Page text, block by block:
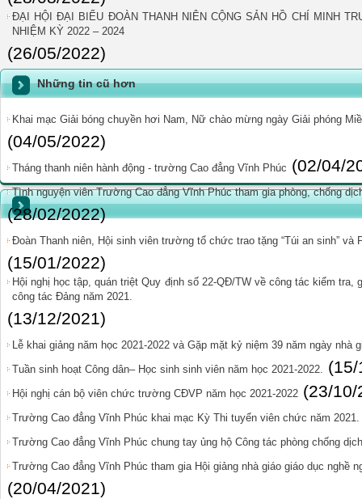
ĐẠI HỘI ĐẠI BIỂU ĐOÀN THANH NIÊN CỘNG SẢN HỒ CHÍ MINH
NHIỆM KỲ 2022 – 2024
(26/05/2022)
Những tin cũ hơn
Khai mạc Giải bóng chuyền hơi Nam, Nữ chào mừng ngày Giải phóng
(04/05/2022)
Tháng thanh niên hành động - trường Cao đẳng Vĩnh Phúc (02/04/
Tình nguyện viên Trường Cao đẳng Vĩnh Phúc tham gia phòng, chống
(28/02/2022)
Đoàn Thanh niên, Hội sinh viên trường tổ chức trao tặng “Túi an sinh” và
(15/01/2022)
Hội nghị học tập, quán triệt Quy định số 22-QĐ/TW về công tác kiểm
công tác Đảng năm 2021.
(13/12/2021)
Lễ khai giảng năm học 2021-2022 và Gặp mặt kỷ niệm 39 năm ngày nhà
Tuần sinh hoạt Công dân– Học sinh sinh viên năm học 2021-2022.
Hội nghị cán bộ viên chức trường CĐVP năm học 2021-2022 (23/10/
Trường Cao đẳng Vĩnh Phúc khai mạc Kỳ Thi tuyển viên chức năm 2021.
Trường Cao đẳng Vĩnh Phúc chung tay ủng hộ Công tác phòng chống
Trường Cao đẳng Vĩnh Phúc tham gia Hội giảng nhà giáo giáo dục nghề
(20/04/2021)